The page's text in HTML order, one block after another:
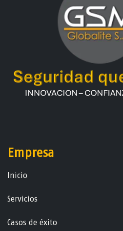
Empresa
Ini​ci​o
Servicios
Casos de éxito